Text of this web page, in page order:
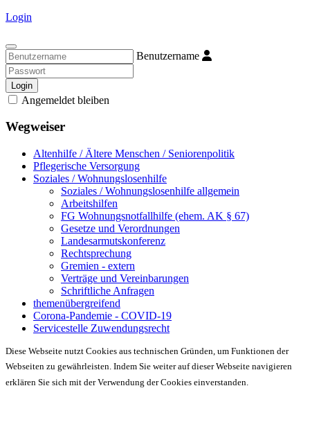
Login
Benutzername
Login
Angemeldet bleiben
Wegweiser
Altenhilfe / Ältere Menschen / Seniorenpolitik
Pflegerische Versorgung
Soziales / Wohnungslosenhilfe
Soziales / Wohnungslosenhilfe allgemein
Arbeitshilfen
FG Wohnungsnotfallhilfe (ehem. AK § 67)
Gesetze und Verordnungen
Landesarmutskonferenz
Rechtsprechung
Gremien - extern
Verträge und Vereinbarungen
Schriftliche Anfragen
themenübergreifend
Corona-Pandemie - COVID-19
Servicestelle Zuwendungsrecht
Diese Webseite nutzt Cookies aus technischen Gründen, um Funktionen der
Webseiten zu gewährleisten. Indem Sie weiter auf dieser Webseite navigieren
erklären Sie sich mit der Verwendung der Cookies einverstanden.